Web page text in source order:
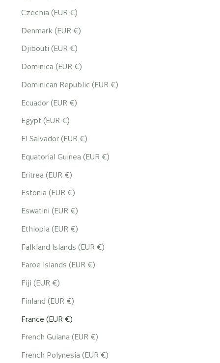
Czechia (EUR €)
Denmark (EUR €)
Djibouti (EUR €)
Dominica (EUR €)
Dominican Republic (EUR €)
Ecuador (EUR €)
Egypt (EUR €)
El Salvador (EUR €)
Equatorial Guinea (EUR €)
Eritrea (EUR €)
Estonia (EUR €)
Eswatini (EUR €)
Ethiopia (EUR €)
Falkland Islands (EUR €)
Faroe Islands (EUR €)
Fiji (EUR €)
Finland (EUR €)
France (EUR €)
French Guiana (EUR €)
French Polynesia (EUR €)